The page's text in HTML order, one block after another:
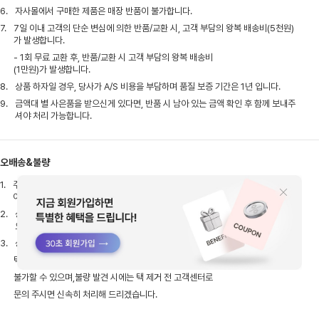
6.
자사몰에서 구매한 제품은 매장 반품이 불가합니다.
7.
7일 이내 고객의 단순 변심에 의한 반품/교환 시, 고객 부담의 왕복 배송비(5천원)
가 발생합니다.
- 1회 무료 교환 후, 반품/교환 시 고객 부담의 왕복 배송비
(1만원)가 발생합니다.
8.
상품 하자일 경우, 당사가 A/S 비용을 부담하며 품질 보증 기간은 1년 입니다.
9.
금액대 별 사은품을 받으신게 있다면, 반품 시 남아 있는 금액 확인 후 함께 보내주
셔야 처리 가능합니다.
오배송&불량
1.
주문취소방법 : 로그인 후 마이페이지 > 주문조회 > 주문취소 (주문취소 후 실출고
여부 확인 후 취소처리 진행됩니다.)
2.
상품불량시 고객센터로 접수해주시면 불량내용 확인 후 상품불량일시 교환 및 반품
으로 진행됩니다.
3.
상품 수령 후 택 제거 전, 불량/오염 등 하자 여부를 반드시 확인해 주시기 바랍니다.
택 제거 시 초기 불량 확인이 어려워 교환/반품이
불가할 수 있으며,불량 발견 시에는 택 제거 전 고객센터로
문의 주시면 신속히 처리해 드리겠습니다.